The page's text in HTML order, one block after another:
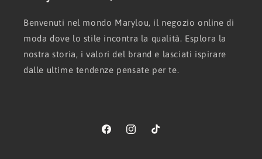
Benvenuti nel mondo Marylou, il negozio online di
moda dove lo stile incontra la qualità. Esplora la
nostra storia, i valori del brand e lasciati ispirare
dalle ultime tendenze pensate per te.
FacebookInstagramTikTok